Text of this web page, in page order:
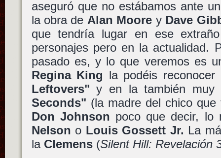
aseguró que no estábamos ante
la obra de Alan Moore y Dave
que tendría lugar en ese
personajes pero en la actualidad.
pasado es, y lo que veremos es
Regina King la podéis
Leftovers" y en la también muy
Seconds" (la madre del chico
Don Johnson poco que decir,
Nelson o Louis Gossett Jr. La
la Clemens(Silent Hill: Revelación